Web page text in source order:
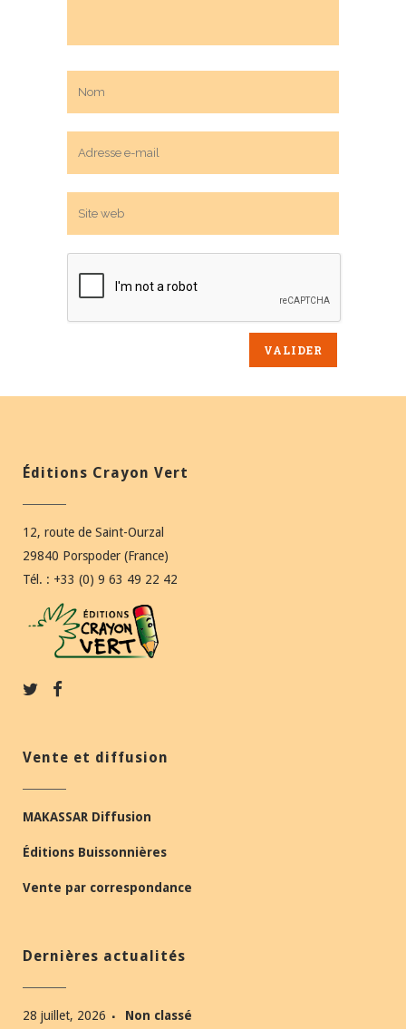
Éditions Crayon Vert
12, route de Saint-Ourzal
29840 Porspoder (France)
Tél. : +33 (0) 9 63 49 22 42
Vente et diffusion
MAKASSAR Diffusion
Éditions Buissonnières
Vente par correspondance
Dernières actualités
28 juillet, 2026 Non classé